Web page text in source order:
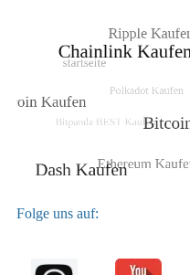
Folge uns auf: